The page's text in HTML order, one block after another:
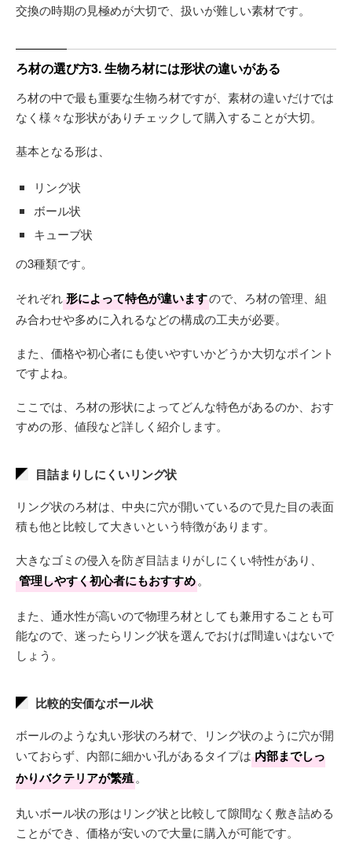
交換の時期の見極めが大切で、扱いが難しい素材です。
ろ材の選び方3. 生物ろ材には形状の違いがある
ろ材の中で最も重要な生物ろ材ですが、素材の違いだけでは
なく様々な形状がありチェックして購入することが大切。
基本となる形は、
リング状
ボール状
キューブ状
の3種類です。
それぞれ形によって特色が違いますので、ろ材の管理、組
み合わせや多めに入れるなどの構成の工夫が必要。
また、価格や初心者にも使いやすいかどうか大切なポイント
ですよね。
ここでは、ろ材の形状によってどんな特色があるのか、おす
すめの形、値段など詳しく紹介します。
目詰まりしにくいリング状
リング状のろ材は、中央に穴が開いているので見た目の表面
積も他と比較して大きいという特徴があります。
大きなゴミの侵入を防ぎ目詰まりがしにくい特性があり、
管理しやすく初心者にもおすすめ。
また、通水性が高いので物理ろ材としても兼用することも可
能なので、迷ったらリング状を選んでおけば間違いはないで
しょう。
比較的安価なボール状
ボールのような丸い形状のろ材で、リング状のように穴が開
いておらず、内部に細かい孔があるタイプは 内部までしっ
かりバクテリアが繁殖。
丸いボール状の形はリング状と比較して隙間なく敷き詰める
ことができ、価格が安いので大量に購入が可能です。